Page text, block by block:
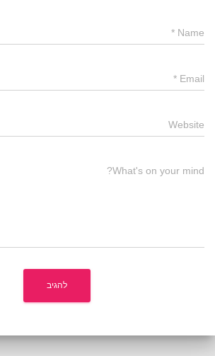
Name
*
Email
*
Website
What's on your mind?